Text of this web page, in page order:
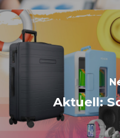
Aktuell: